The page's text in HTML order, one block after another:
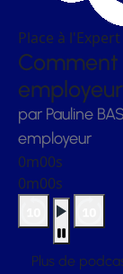
Place à l'Expert
par Pauline
employeur
0m00s
0m00s
Plus de